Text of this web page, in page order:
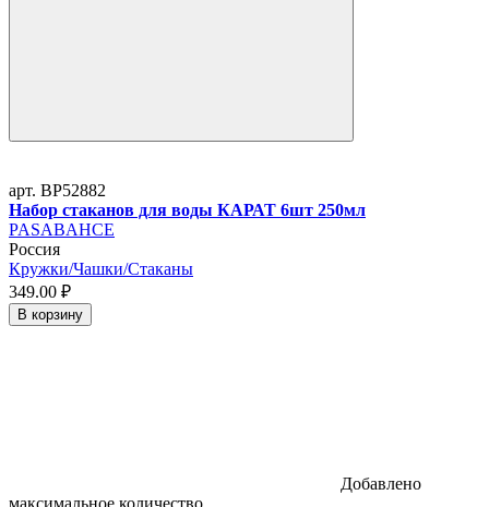
арт. BP52882
Набор стаканов для воды КАРАТ 6шт 250мл
PASABAHCE
Россия
Кружки/Чашки/Стаканы
349.00 ₽
В корзину
Добавлено
максимальное количество